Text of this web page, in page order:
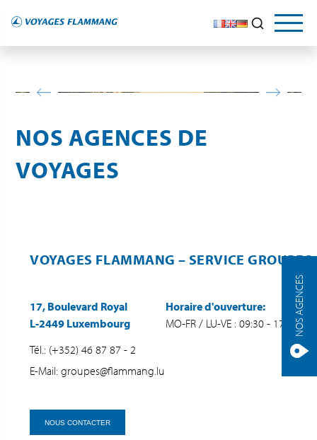
NOS AGENCES
NOS AGENCES DE
VOYAGES
VOYAGES FLAMMANG – SERVICE GROUPES
17, Boulevard Royal
L-2449 Luxembourg
Horaire d'ouverture:
MO-FR / LU-VE : 09:30 - 17:00
Tél.: (+352) 46 87 87 - 2
E-Mail: groupes@flammang.lu
NOUS CONTACTER